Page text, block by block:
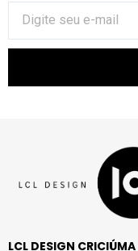
LCL DESIGN CRICIÚMA